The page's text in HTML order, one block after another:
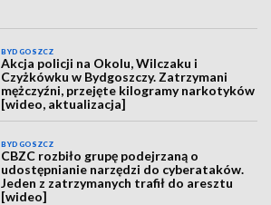
BYDGOSZCZ
Akcja policji na Okolu, Wilczaku i
Czyżkówku w Bydgoszczy. Zatrzymani
mężczyźni, przejęte kilogramy narkotyków
[wideo, aktualizacja]
BYDGOSZCZ
CBZC rozbiło grupę podejrzaną o
udostępnianie narzędzi do cyberataków.
Jeden z zatrzymanych trafił do aresztu
[wideo]